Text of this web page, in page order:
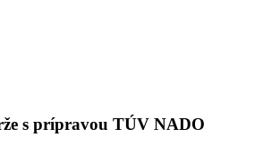
s prípravou TÚV NADO